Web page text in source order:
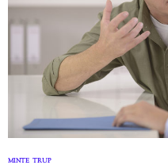
MINTE TRUP